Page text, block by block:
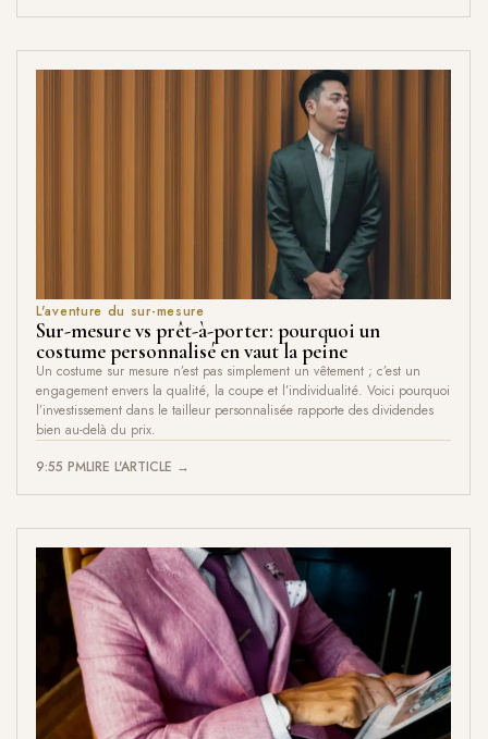
L'aventure du sur-mesure
Sur-mesure vs prêt-à-porter: pourquoi un
costume personnalisé en vaut la peine
Un costume sur mesure n’est pas simplement un vêtement ; c’est un
engagement envers la qualité, la coupe et l’individualité. Voici pourquoi
l’investissement dans le tailleur personnalisée rapporte des dividendes
bien au-delà du prix.
9:55 PMLIRE L'ARTICLE →